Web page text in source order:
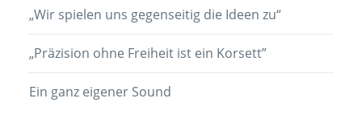
„Wir spielen uns gegenseitig die Ideen zu“
„Präzision ohne Freiheit ist ein Korsett”
Ein ganz eigener Sound